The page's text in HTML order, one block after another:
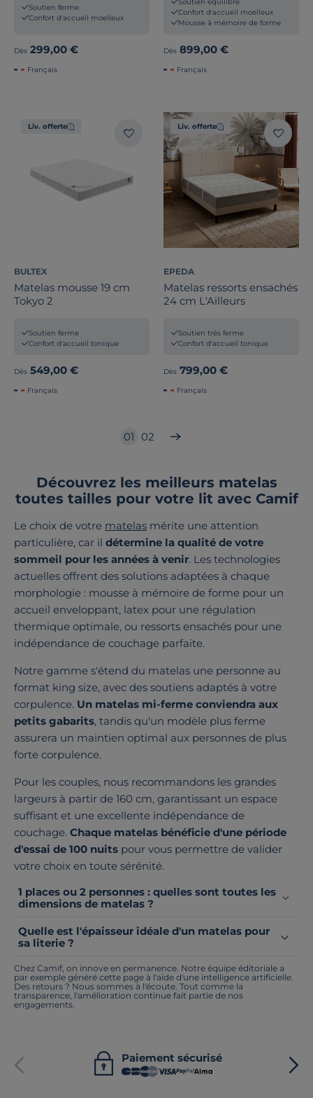
Soutien ferme
Confort d'accueil moelleux
Dès 299,00 €
Français
Confort d'accueil moelleux
Mousse à mémoire de forme
Dès 899,00 €
Français
Liv. offerte
BULTEX
Matelas mousse 19 cm
Tokyo 2
Soutien ferme
Confort d'accueil tonique
Dès 549,00 €
Français
Liv. offerte
EPEDA
Matelas ressorts ensachés
24 cm L'Ailleurs
Soutien très ferme
Confort d'accueil tonique
Dès 799,00 €
Français
01 02
Découvrez les meilleurs matelas
toutes tailles pour votre lit avec Camif
Le choix de votre matelas mérite une attention
particulière, car il détermine la qualité de votre
sommeil pour les années à venir. Les technologies
actuelles offrent des solutions adaptées à chaque
morphologie : mousse à mémoire de forme pour un
accueil enveloppant, latex pour une régulation
thermique optimale, ou ressorts ensachés pour une
indépendance de couchage parfaite.
Notre gamme s'étend du matelas une personne au
format king size, avec des soutiens adaptés à votre
corpulence. Un matelas mi-ferme conviendra aux
petits gabarits, tandis qu'un modèle plus ferme
assurera un maintien optimal aux personnes de plus
forte corpulence.
Pour les couples, nous recommandons les grandes
largeurs à partir de 160 cm, garantissant un espace
suffisant et une excellente indépendance de
couchage. Chaque matelas bénéficie d'une période
d'essai de 100 nuits pour vous permettre de valider
votre choix en toute sérénité.
1 places ou 2 personnes : quelles sont toutes les
dimensions de matelas ?
Quelle est l'épaisseur idéale d'un matelas pour
sa literie ?
Chez Camif, on innove en permanence. Notre équipe éditoriale a
par exemple généré cette page à l'aide d'une intelligence artificielle.
Des retours ? Nous sommes à l'écoute. Tout comme la
transparence, l'amélioration continue fait partie de nos
engagements.
Paiement sécurisé